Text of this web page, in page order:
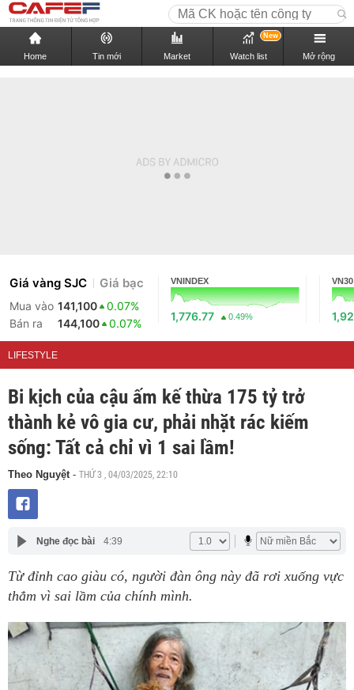
Home Tin mới Market Watch list
New
Mở rộng
Giá vàng SJC Giá bạc
Mua vào 141,100
0.07%
Bán ra
144,100 0.07%
VNINDEX
1,776.77 0.49%
VN30
LIFESTYLE
Bi kịch của cậu ấm kế thừa 175 tỷ trở
thành kẻ vô gia cư, phải nhặt rác kiếm
sống: Tất cả chỉ vì 1 sai lầm!
Theo Nguyệt - THỨ 3 , 04/03/2025, 22:10
Nghe đọc bài 4:39
Từ đỉnh cao giàu có, người đàn ông này đã rơi xuống vực
thẳm vì sai lầm của chính mình.